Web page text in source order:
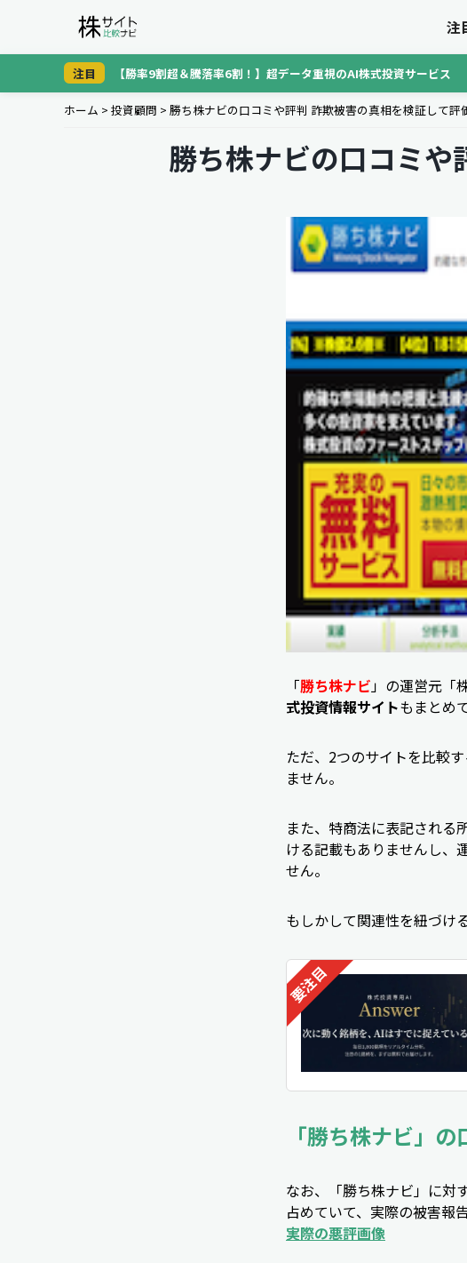
注
注目 【勝率9割超＆騰落率6割！】超データ重視のAI株式投資サービス
ホーム > 投資顧問 > 勝ち株ナビの口コミや評判 詐欺被害の真相を検証して評
勝ち株ナビの口コミや
「勝ち株ナビ」の運営元「
式投資情報サイトもまとめ
ただ、2つのサイトを比較
ません。
また、特商法に表記される
ける記載もありませんし、
せん。
もしかして関連性を紐づけ
「勝ち株ナビ」
なお、「勝ち株ナビ」に対
占めていて、実際の被害報
実際の悪評画像